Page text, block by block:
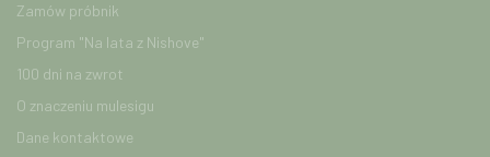
Zamów próbnik
Program "Na lata z Nishove"
100 dni na zwrot
O znaczeniu mulesigu
Dane kontaktowe